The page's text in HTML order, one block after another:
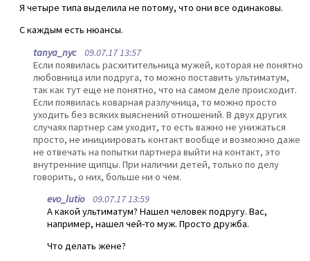
Я четыре типа выделила не потому, что они все одинаковы.
С каждым есть нюансы.
tanya_nyc09.07.17 13:57
Если появилась расхитительница мужей, которая не понятно
любовница или подруга, то можно поставить ультиматум,
так как тут еще не понятно, что на самом деле происходит.
Если появилась коварная разлучница, то можно просто
уходить без всяких выяснений отношений. В двух других
случаях партнер сам уходит, то есть важно не унижаться
просто, не инициировать контакт вообще и возможно даже
не отвечать на попытки партнера выйти на контакт, это
внутренние щипцы. При наличии детей, только по делу
говорить, о них, больше ни о чем.
evo_lutio09.07.17 13:59
А какой ультиматум? Нашел человек подругу. Вас,
например, нашел чей-то муж. Просто дружба.
Что делать жене?